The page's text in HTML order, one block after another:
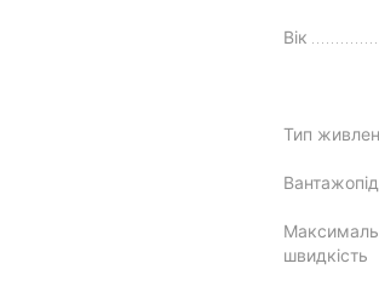
Вік
Тип
швидкість